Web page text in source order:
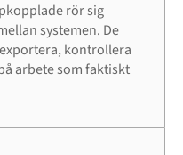
rör sig
systemen. De
kontrollera
arbete som faktiskt